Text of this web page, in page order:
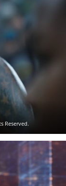
Reserved.